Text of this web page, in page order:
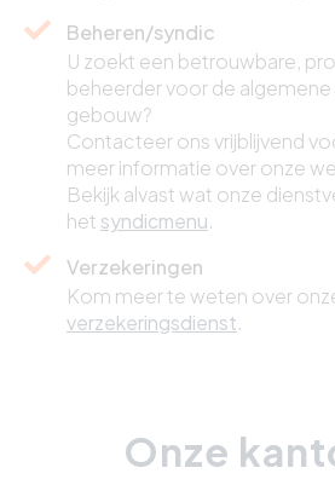
Beheren/syndic
U zoekt een betrouwbare,
beheerder voor de algemene
gebouw?
Contacteer ons vrijblijvend
meer informatie over onze
Bekijk alvast wat onze
het syndicmenu.
Verzekeringen
Kom meer te weten over
verzekeringsdienst.
Onze